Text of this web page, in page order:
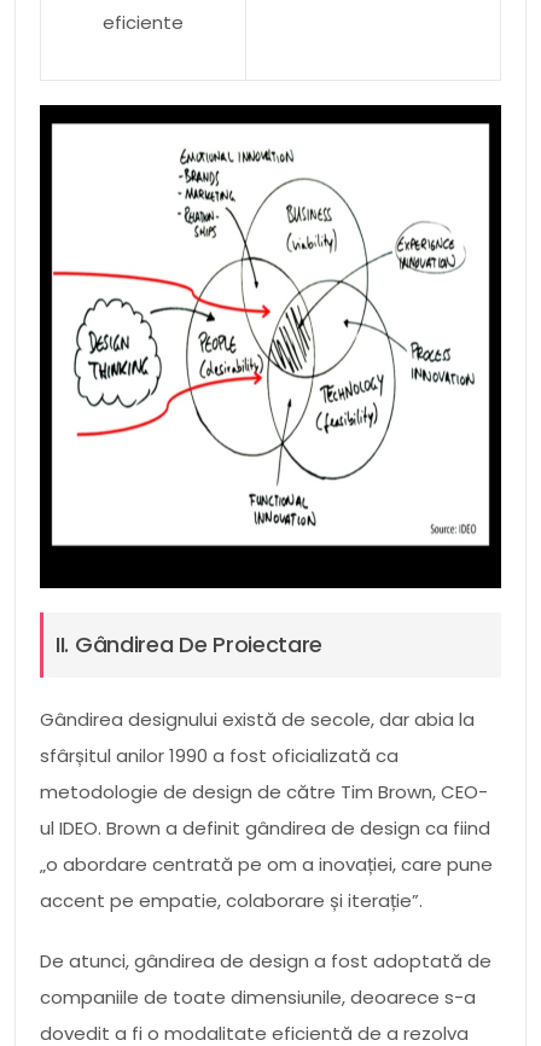
eficiente
II. Gândirea De Proiectare
Gândirea designului există de secole, dar abia la
sfârșitul anilor 1990 a fost oficializată ca
metodologie de design de către Tim Brown, CEO-
ul IDEO. Brown a definit gândirea de design ca fiind
„o abordare centrată pe om a inovației, care pune
accent pe empatie, colaborare și iterație”.
De atunci, gândirea de design a fost adoptată de
companiile de toate dimensiunile, deoarece s-a
dovedit a fi o modalitate eficientă de a rezolva